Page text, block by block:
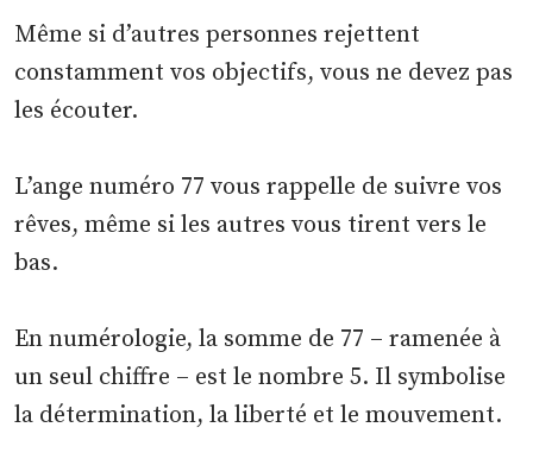
Même si d’autres personnes rejettent
constamment vos objectifs, vous ne devez pas
les écouter.
L’ange numéro 77 vous rappelle de suivre vos
rêves, même si les autres vous tirent vers le
bas.
En numérologie, la somme de 77 – ramenée à
un seul chiffre – est le nombre 5. Il symbolise
la détermination, la liberté et le mouvement.